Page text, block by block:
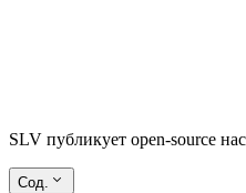
SLV публикует open-source
Сод.